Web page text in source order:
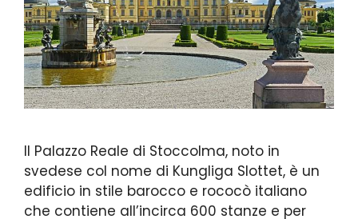
Il Palazzo Reale di Stoccolma, noto in
svedese col nome di Kungliga Slottet, è un
edificio in stile barocco e rococò italiano
che contiene all’incirca 600 stanze e per